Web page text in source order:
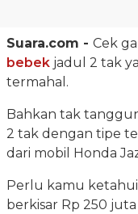
Suara.com - Cek
bebek jadul 2 tak
termahal.
Bahkan tak
2 tak dengan tipe
dari mobil Honda
Perlu kamu
berkisar Rp 250